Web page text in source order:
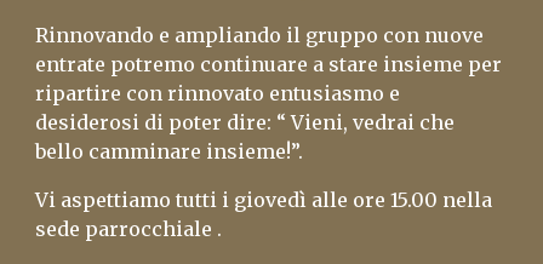
Rinnovando e ampliando il gruppo con nuove
entrate potremo continuare a stare insieme per
ripartire con rinnovato entusiasmo e
desiderosi di poter dire: “ Vieni, vedrai che
bello camminare insieme!”.
Vi aspettiamo tutti i giovedì alle ore 15.00 nella
sede parrocchiale .